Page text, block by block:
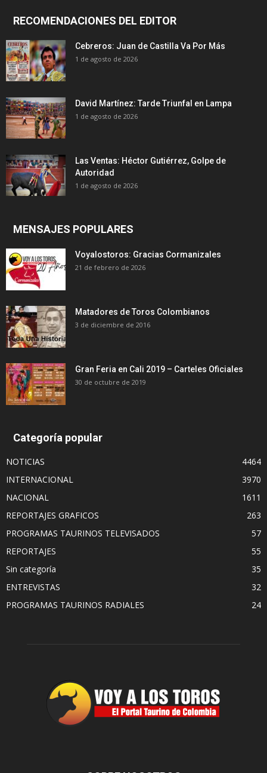
RECOMENDACIONES DEL EDITOR
Cebreros: Juan de Castilla Va Por Más
1 de agosto de 2026
David Martínez: Tarde Triunfal en Lampa
1 de agosto de 2026
Las Ventas: Héctor Gutiérrez, Golpe de
Autoridad
1 de agosto de 2026
MENSAJES POPULARES
Voyalostoros: Gracias Cormanizales
21 de febrero de 2026
Matadores de Toros Colombianos
3 de diciembre de 2016
Gran Feria en Cali 2019 – Carteles Oficiales
30 de octubre de 2019
Categoría popular
NOTICIAS
4464
INTERNACIONAL
3970
NACIONAL
1611
REPORTAJES GRAFICOS
263
PROGRAMAS TAURINOS TELEVISADOS
57
REPORTAJES
55
Sin categoría
35
ENTREVISTAS
32
PROGRAMAS TAURINOS RADIALES
24